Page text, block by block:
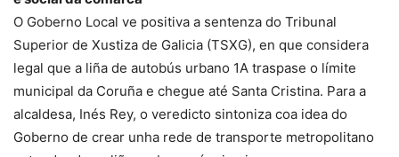
O Goberno Local ve positiva a sentenza do Tribunal
Superior de Xustiza de Galicia (TSXG), en que considera
legal que a liña de autobús urbano 1A traspase o límite
municipal da Coruña e chegue até Santa Cristina. Para a
alcaldesa, Inés Rey, o veredicto sintoniza coa idea do
Goberno de crear unha rede de transporte metropolitano